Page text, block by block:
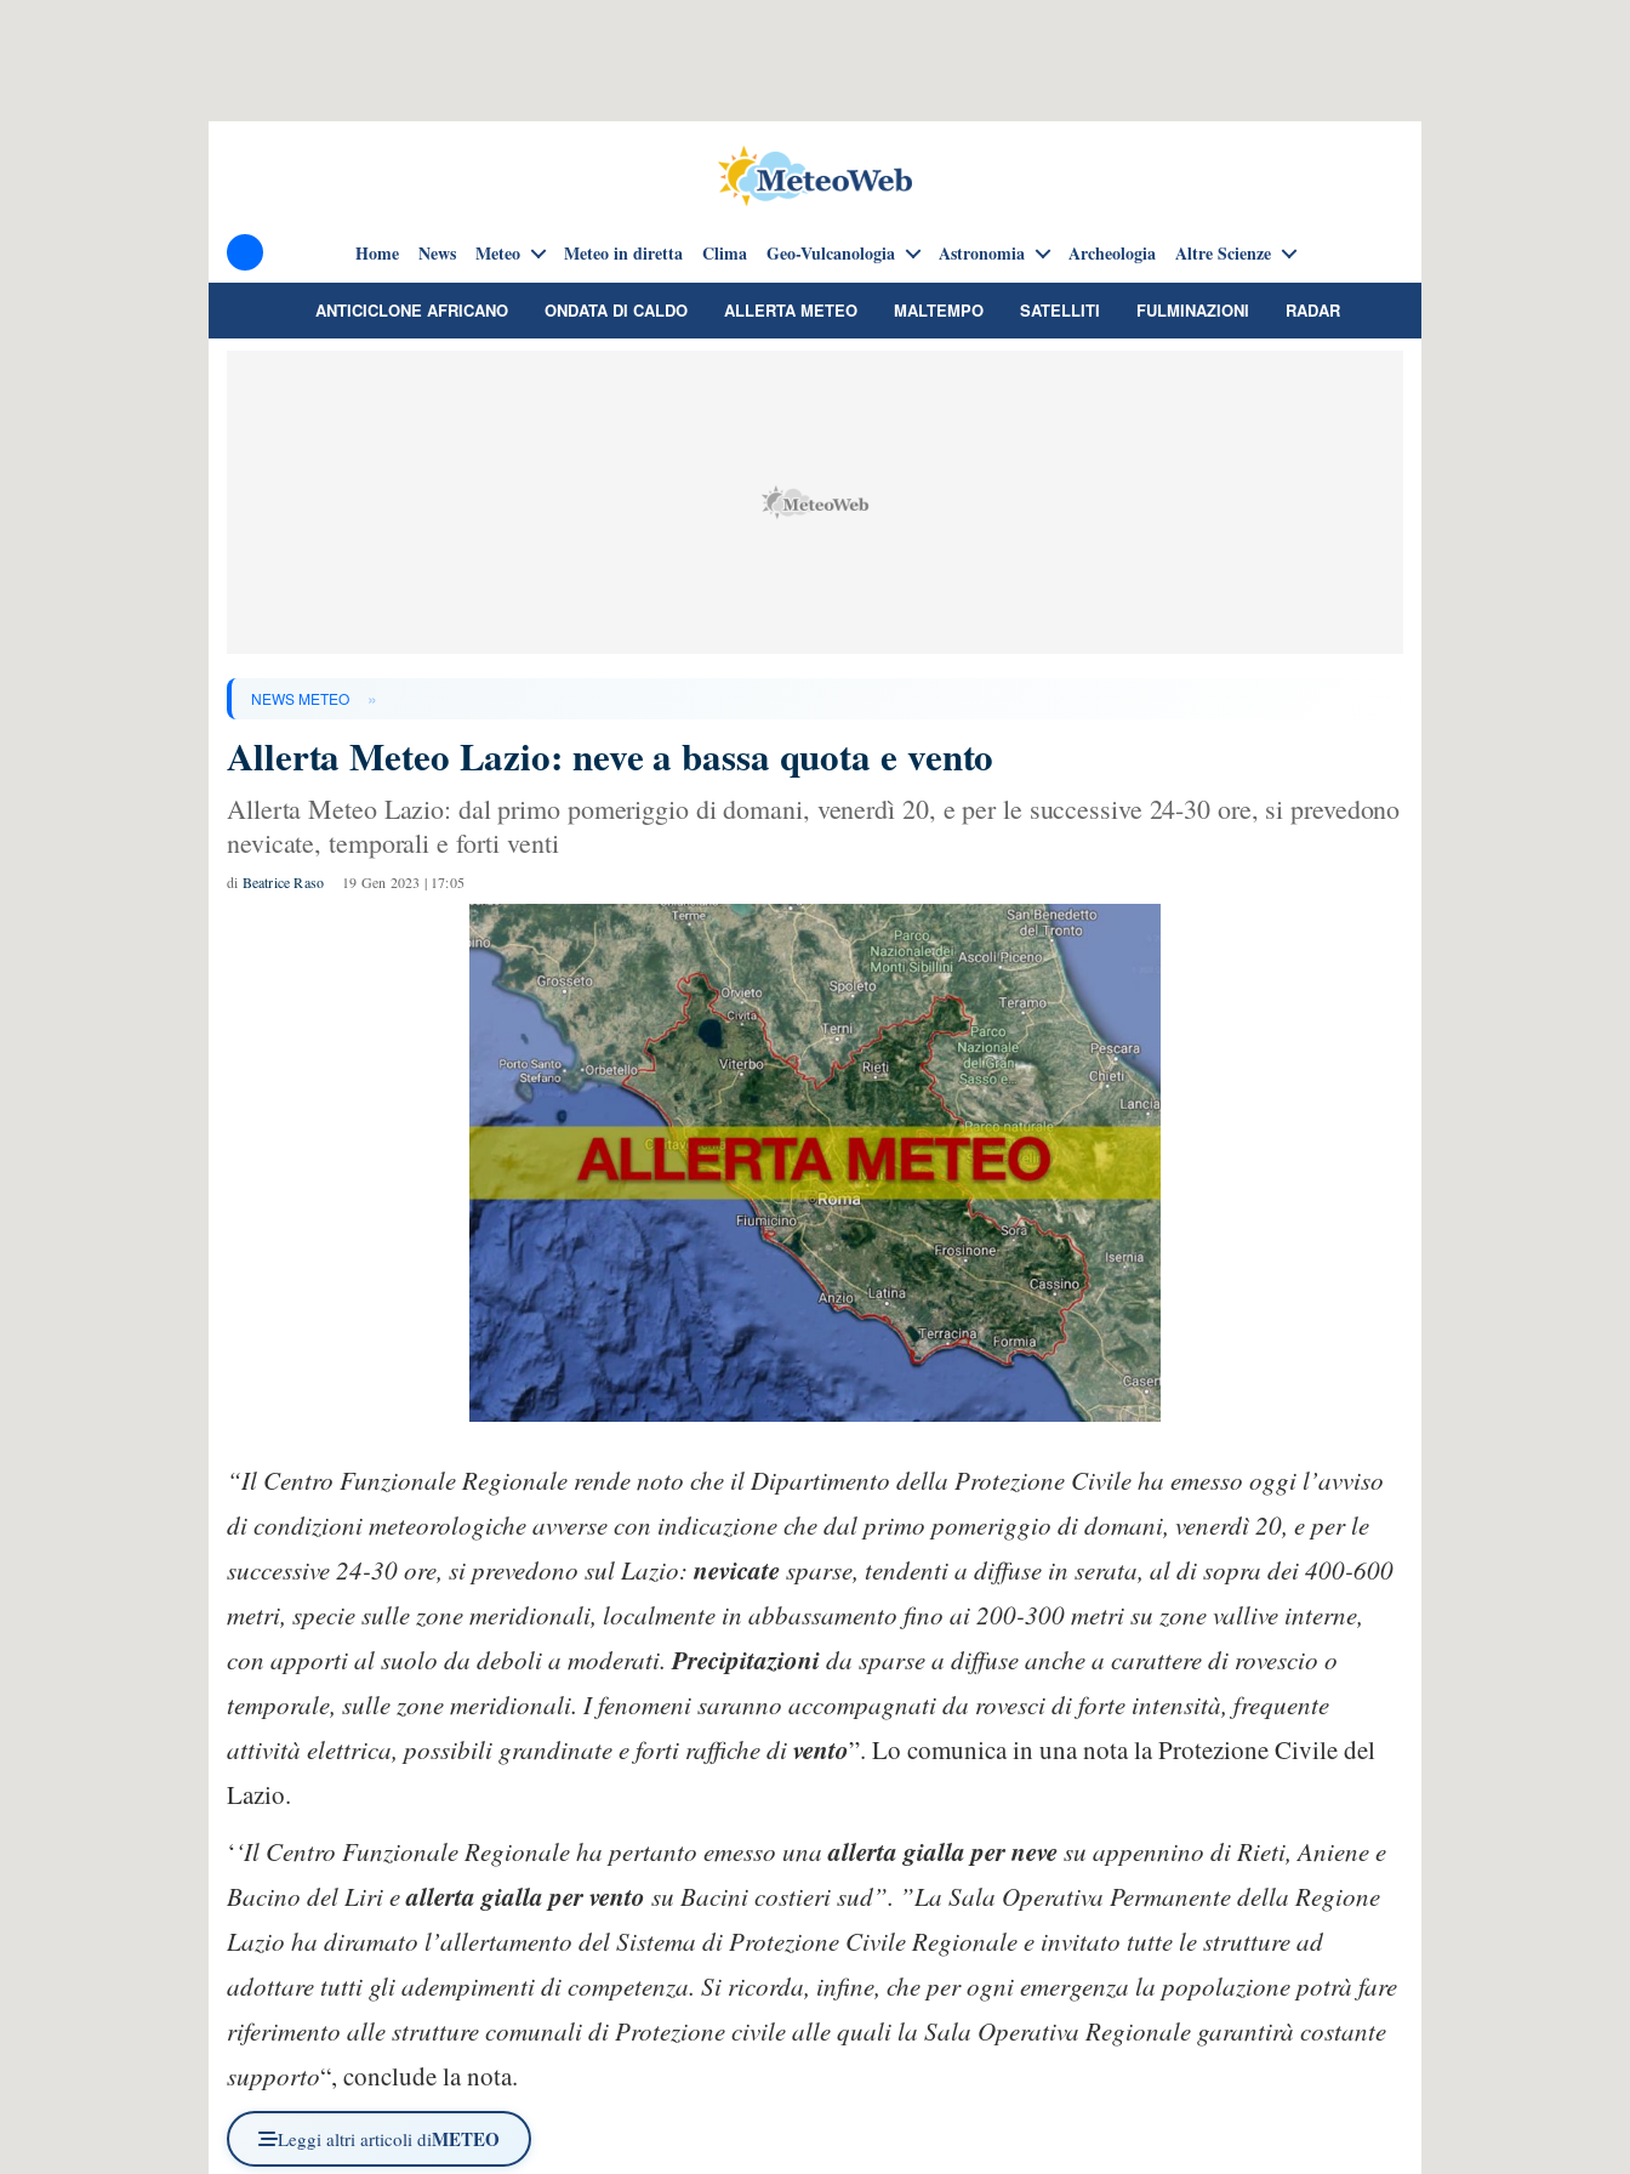
Home News Meteo Meteo in diretta Clima Geo-Vulcanologia Astronomia Archeologia Altre Scienze
ANTICICLONE AFRICANO ONDATA DI CALDO ALLERTA METEO MALTEMPO SATELLITI FULMINAZIONI RADAR
NEWS METEO »
Allerta Meteo Lazio: neve a bassa quota e vento
Allerta Meteo Lazio: dal primo pomeriggio di domani, venerdì 20, e per le successive 24-30 ore, si prevedono
nevicate, temporali e forti venti
di Beatrice Raso 19 Gen 2023 | 17:05
“Il Centro Funzionale Regionale rende noto che il Dipartimento della Protezione Civile ha emesso oggi l’avviso
di condizioni meteorologiche avverse con indicazione che dal primo pomeriggio di domani, venerdì 20, e per le
successive 24-30 ore, si prevedono sul Lazio: nevicatesparse, tendenti a diffuse in serata, al di sopra dei 400-600
metri, specie sulle zone meridionali, localmente in abbassamento fino ai 200-300 metri su zone vallive interne,
con apporti al suolo da deboli a moderati.Precipitazionida sparse a diffuse anche a carattere di rovescio o
temporale, sulle zone meridionali. I fenomeni saranno accompagnati da rovesci di forte intensità, frequente
attività elettrica, possibili grandinate e forti raffiche divento”. Lo comunica in una nota la Protezione Civile del
Lazio.
‘‘Il Centro Funzionale Regionale ha pertanto emesso unaallerta gialla per nevesu appennino di Rieti, Aniene e
Bacino del Liri eallerta gialla per vento su Bacini costieri sud”. ”La Sala Operativa Permanente della Regione
Lazio ha diramato l’allertamento del Sistema di Protezione Civile Regionale e invitato tutte le strutture ad
adottare tutti gli adempimenti di competenza. Si ricorda, infine, che per ogni emergenza la popolazione potrà fare
riferimento alle strutture comunali di Protezione civile alle quali la Sala Operativa Regionale garantirà costante
supporto“, conclude la nota.
Leggi altri articoli diMETEO